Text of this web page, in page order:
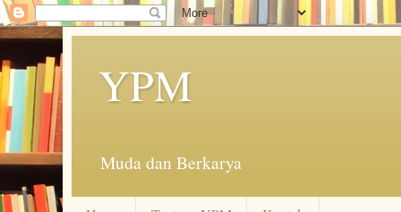
YPM
Muda dan Berkarya